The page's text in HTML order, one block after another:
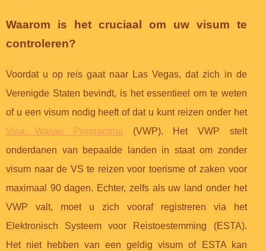
Waarom is het cruciaal om uw visum te
controleren?
Voordat u op reis gaat naar Las Vegas, dat zich in de
Verenigde Staten bevindt, is het essentieel om te weten
of u een visum nodig heeft of dat u kunt reizen onder het
Visa Waiver Programma (VWP). Het VWP stelt
onderdanen van bepaalde landen in staat om zonder
visum naar de VS te reizen voor toerisme of zaken voor
maximaal 90 dagen. Echter, zelfs als uw land onder het
VWP valt, moet u zich vooraf registreren via het
Elektronisch Systeem voor Reistoestemming (ESTA).
Het niet hebben van een geldig visum of ESTA kan